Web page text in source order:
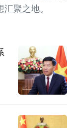
聚之地。